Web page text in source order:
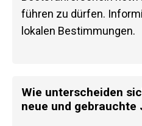
führen zu dürfen.
lokalen Bestimmungen.
Wie unterscheiden
neue und gebrauchte